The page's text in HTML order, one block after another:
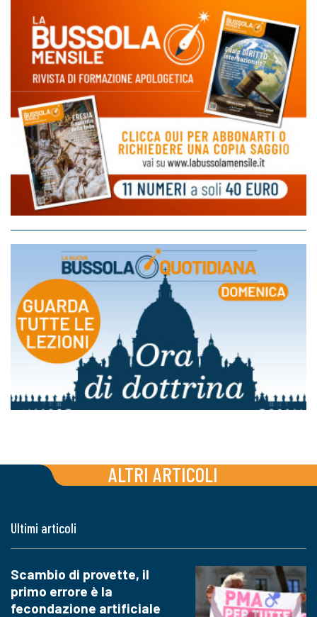
ALTRI ARTICOLI
Ultimi articoli
Scambio di provette, il
primo errore è la
fecondazione artificiale